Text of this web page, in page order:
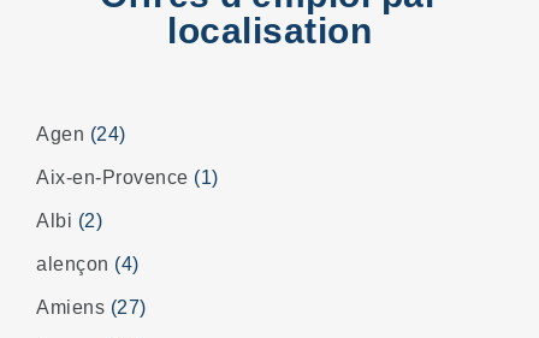
localisation
Agen (24)
Aix-en-Provence (1)
Albi (2)
alençon (4)
Amiens (27)